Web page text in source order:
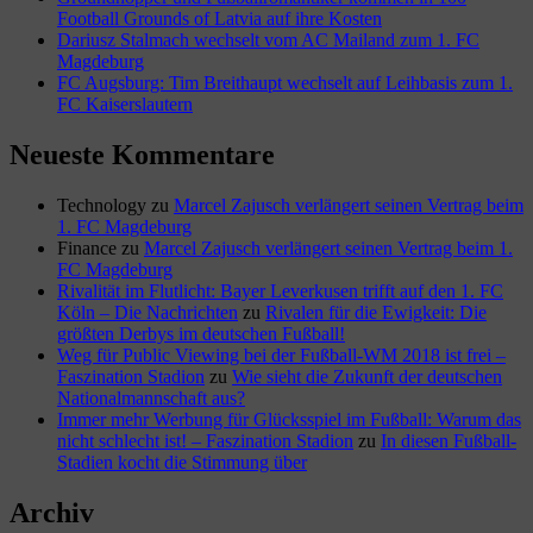
Football Grounds of Latvia auf ihre Kosten
Dariusz Stalmach wechselt vom AC Mailand zum 1. FC
Magdeburg
FC Augsburg: Tim Breithaupt wechselt auf Leihbasis zum 1.
FC Kaiserslautern
Neueste Kommentare
Technology zu Marcel Zajusch verlängert seinen Vertrag beim
1. FC Magdeburg
Finance zu Marcel Zajusch verlängert seinen Vertrag beim 1.
FC Magdeburg
Rivalität im Flutlicht: Bayer Leverkusen trifft auf den 1. FC
Köln – Die Nachrichten zu Rivalen für die Ewigkeit: Die
größten Derbys im deutschen Fußball!
Weg für Public Viewing bei der Fußball-WM 2018 ist frei –
Faszination Stadion zu Wie sieht die Zukunft der deutschen
Nationalmannschaft aus?
Immer mehr Werbung für Glücksspiel im Fußball: Warum das
nicht schlecht ist! – Faszination Stadion zu In diesen Fußball-
Stadien kocht die Stimmung über
Archiv